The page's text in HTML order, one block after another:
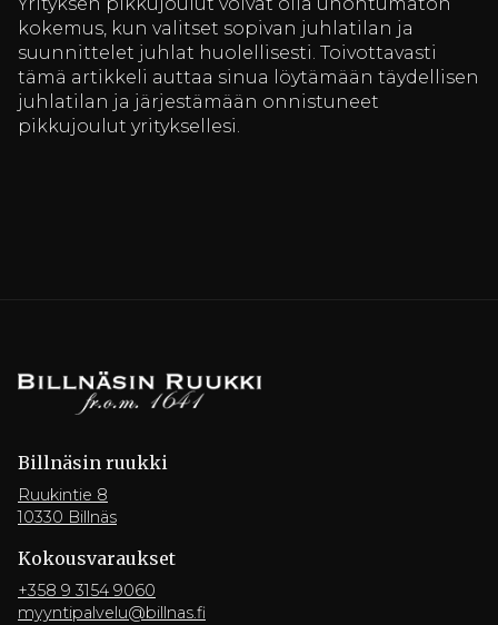
Yrityksen pikkujoulut voivat olla unohtumaton
kokemus, kun valitset sopivan juhlatilan ja
suunnittelet juhlat huolellisesti. Toivottavasti
tämä artikkeli auttaa sinua löytämään täydellisen
juhlatilan ja järjestämään onnistuneet
pikkujoulut yrityksellesi.
Billnäsin ruukki
Ruukintie 8
10330 Billnäs
Kokousvaraukset
+358 9 3154 9060
myyntipalvelu@billnas.fi